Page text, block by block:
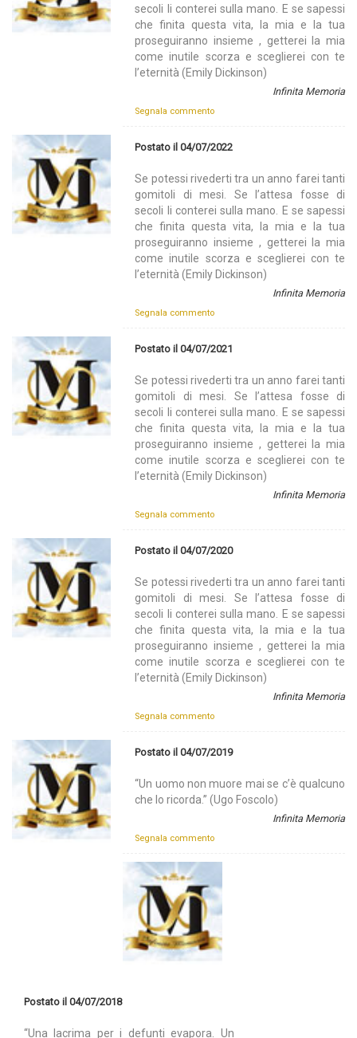
secoli li conterei sulla mano. E se sapessi
che finita questa vita, la mia e la tua
proseguiranno insieme , getterei la mia
come inutile scorza e sceglierei con te
l’eternità (Emily Dickinson)
Infinita Memoria
Segnala commento
Postato il 04/07/2022
Se potessi rivederti tra un anno farei tanti
gomitoli di mesi. Se l’attesa fosse di
secoli li conterei sulla mano. E se sapessi
che finita questa vita, la mia e la tua
proseguiranno insieme , getterei la mia
come inutile scorza e sceglierei con te
l’eternità (Emily Dickinson)
Infinita Memoria
Segnala commento
Postato il 04/07/2021
Se potessi rivederti tra un anno farei tanti
gomitoli di mesi. Se l’attesa fosse di
secoli li conterei sulla mano. E se sapessi
che finita questa vita, la mia e la tua
proseguiranno insieme , getterei la mia
come inutile scorza e sceglierei con te
l’eternità (Emily Dickinson)
Infinita Memoria
Segnala commento
Postato il 04/07/2020
Se potessi rivederti tra un anno farei tanti
gomitoli di mesi. Se l’attesa fosse di
secoli li conterei sulla mano. E se sapessi
che finita questa vita, la mia e la tua
proseguiranno insieme , getterei la mia
come inutile scorza e sceglierei con te
l’eternità (Emily Dickinson)
Infinita Memoria
Segnala commento
Postato il 04/07/2019
“Un uomo non muore mai se c’è qualcuno
che lo ricorda.” (Ugo Foscolo)
Infinita Memoria
Segnala commento
Postato il 04/07/2018
“Una lacrima per i defunti evapora. Un